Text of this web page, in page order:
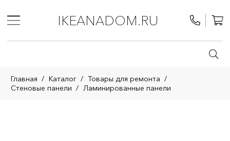
IKEANADOM.RU
Главная / Каталог / Товары для ремонта /
Стеновые панели / Ламинированные панели